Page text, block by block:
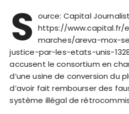
S ource: Capital
https://www.capital.fr/
marches/areva-mox-
justice-par-les-etats-unis-
accusent le consortium en
d’une usine de conversion du
d’avoir fait rembourser des
système illégal de